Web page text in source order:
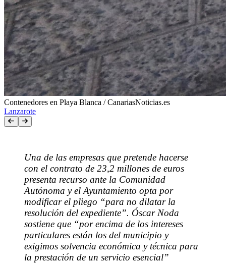
Contenedores en Playa Blanca / CanariasNoticias.es
Lanzarote
Una de las empresas que pretende hacerse
con el contrato de 23,2 millones de euros
presenta recurso ante la Comunidad
Autónoma y el Ayuntamiento opta por
modificar el pliego “para no dilatar la
resolución del expediente”. Óscar Noda
sostiene que “por encima de los intereses
particulares están los del municipio y
exigimos solvencia económica y técnica para
la prestación de un servicio esencial”